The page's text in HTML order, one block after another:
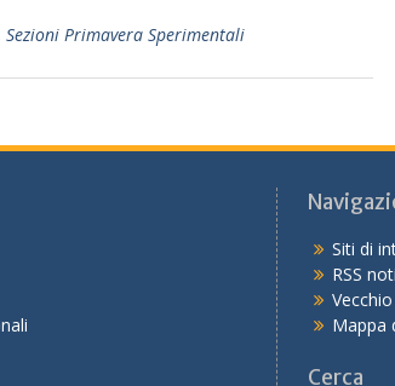
Sezioni Primavera Sperimentali
Siti di
RSS
Mappa
Cerca